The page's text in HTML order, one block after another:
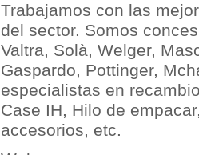
Trabajamos con las
del sector. Somos
Valtra, Solà, Welger,
Gaspardo, Pottinger,
especialistas en
Case IH, Hilo de
accesorios, etc.